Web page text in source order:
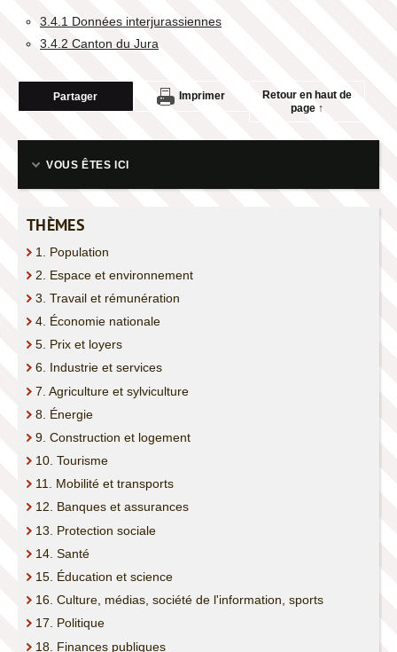
7. AGRICULTURE ET SYLVICULTURE
10. TOURISME
11. MOBILITÉ ET TRANSPORTS
12. MONNAIE, BANQUES ET ASSURANCES
13. PROTECTION SOCIALE
14. SANTÉ
15. EDUCATION ET SCIENCE
16. CULTURE, MÉDIAS, SOCIÉTÉ DE L'INFORMATION, SPORTS
17. POLITIQUE
18. FINANCES PUBLIQUES
3.4.1 Données interjurassiennes
3.4.2 Canton du Jura
Partager Imprimer
Retour en haut de
page ↑
VOUS ÊTES ICI
THÈMES
1. Population
2. Espace et environnement
3. Travail et rémunération
4. Économie nationale
5. Prix et loyers
6. Industrie et services
7. Agriculture et sylviculture
8. Énergie
9. Construction et logement
10. Tourisme
11. Mobilité et transports
12. Banques et assurances
13. Protection sociale
14. Santé
15. Éducation et science
16. Culture, médias, société de l'information, sports
17. Politique
18. Finances publiques